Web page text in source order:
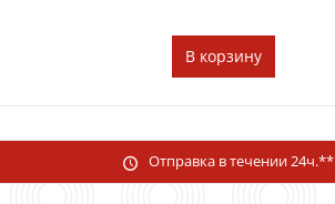
В корзину
Отправка в течении 24ч.**